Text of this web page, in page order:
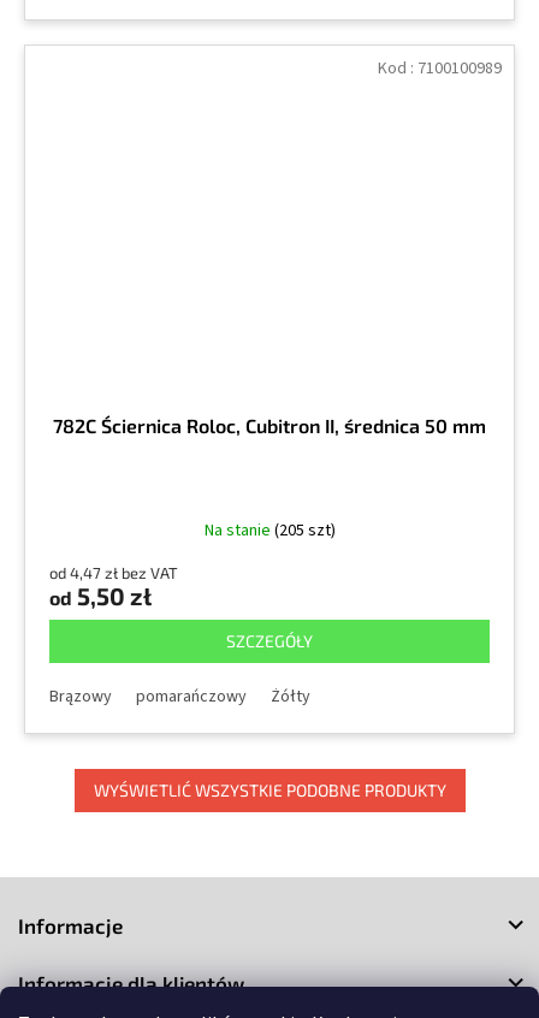
782C Ściernica Roloc, Cubitron II, średnica 50 mm
Na stanie (205 szt)
od 4,47 zł bez VAT
od 5,50 zł
SZCZEGÓŁY
Brązowy pomarańczowy Żółty
Kod : 7100100989
WYŚWIETLIĆ WSZYSTKIE PODOBNE PRODUKTY
k
Informacje
Informacje dla klientów